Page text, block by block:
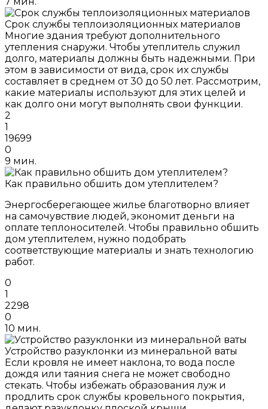
Срок службы теплоизоляционных материалов
Многие здания требуют дополнительного
утепления снаружи. Чтобы утеплитель служил
долго, материалы должны быть надежными. При
этом в зависимости от вида, срок их службы
составляет в среднем от 30 до 50 лет. Рассмотрим,
какие материалы используют для этих целей и
как долго они могут выполнять свои функции.
2
1
19699
0
9 мин.
Как правильно обшить дом утеплителем?
Энергосберегающее жилье благотворно влияет
на самочувствие людей, экономит деньги на
оплате теплоносителей. Чтобы правильно обшить
дом утеплителем, нужно подобрать
соответствующие материалы и знать технологию
работ.
0
1
2298
0
10 мин.
Устройство разуклонки из минеральной ваты
Если кровля не имеет наклона, то вода после
дождя или таяния снега не может свободно
стекать. Чтобы избежать образования луж и
продлить срок службы кровельного покрытия,